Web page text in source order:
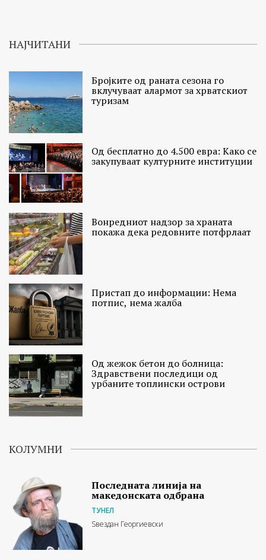
НАЈЧИТАНИ
Бројките од раната сезона го
вклучуваат алармот за хрватскиот
туризам
Од бесплатно до 4.500 евра: Како се
закупуваат културните институции
Вонредниот надзор за храната
покажа дека редовните потфрлаат
Пристап до информации: Нема
потпис, нема жалба
Од жежок бетон до болница:
Здравствени последици од
урбаните топлински острови
КОЛУМНИ
Последната линија на
македонската одбрана
ТУНЕЛ
Ѕвездан Георгиевски